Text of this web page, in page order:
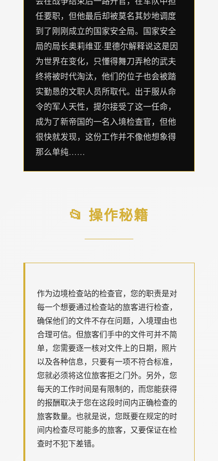
任要职，但他最后却被莫名其妙地调度
到了刚刚成立的国家安全局。国家安全
局的局长奥莉维亚·里德尔解释说这是因
为世界在变化，只懂得舞刀弄枪的武夫
终将被时代淘汰，他们的位子也会被踏
实勤恳的文职人员所取代。出于服从命
令的军人天性，提尔接受了这一任命，
成为了新帝国的一名入境检查官，但他
很快就发现，这份工作并不像他想象得
那么单纯……
📂 操作秘籍
作为边境检查站的检查官，您的职责是对
每一个想要通过检查站的旅客进行检查，
确保他们的文件不存在问题，入境理由也
合理可信。但旅客们手中的文件可并不简
单，您需要逐一核对文件上的日期，照片
以及各种信息，只要有一项不符合标准，
您就必须将这位旅客拒之门外。另外，您
每天的工作时间是有限制的，而您能获得
的报酬取决于您在这段时间内正确检查的
旅客数量。也就是说，您既要在规定的时
间内检查尽可能多的旅客，又要保证在检
查时不犯下差错。